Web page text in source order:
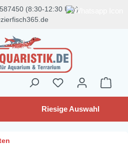
(8:30-12:30 Uhr)
Riesige Auswahl